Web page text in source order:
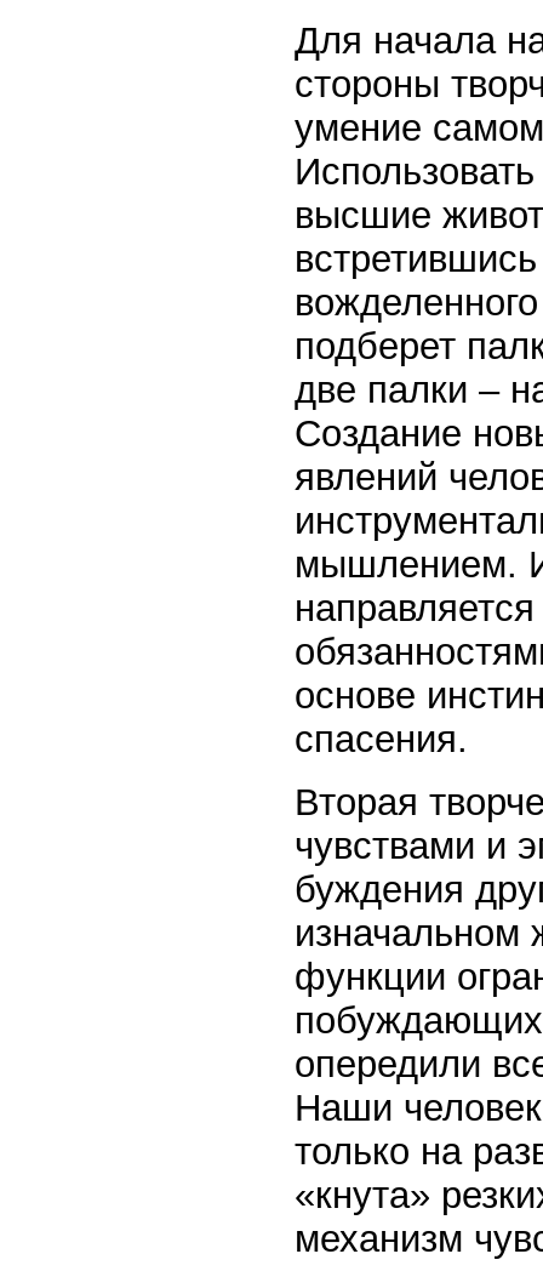
Для начала
стороны
умение
высшие
подберет
две палки –
Создание
яв­лений
мышлением.
основе
спасения.
Вторая
чувствами и
буждения
изначальном
фун­кции
побуждающих
опередили
Наши
только на
«кнута»
механизм